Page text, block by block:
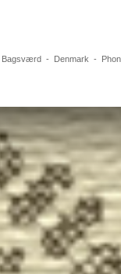
Bagsværd- Denmark -